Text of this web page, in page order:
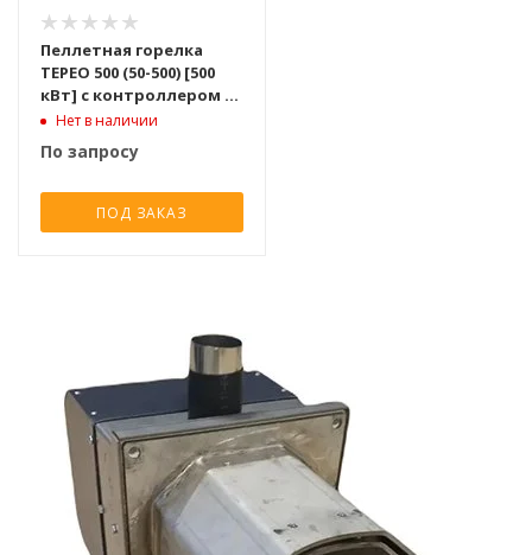
Пеллетная горелка
TEPEO 500 (50-500) [500
кВт] с контроллером и
шнеком для подачи
Нет в наличии
По запросу
ПОД ЗАКАЗ